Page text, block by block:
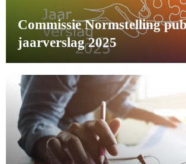
Commissie Normstelling
jaarverslag 2025